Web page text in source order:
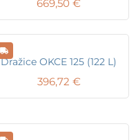
669,50 €
Dražice OKCE 125 (122 L)
396,72 €